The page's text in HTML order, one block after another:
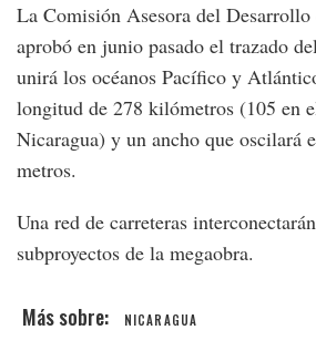
La Comisión Asesora del
aprobó en junio pasado el trazado
unirá los océanos Pacífico y
longitud de 278 kilómetros (105 en
Nicaragua) y un ancho que oscilará
metros.
Una red de carreteras
subproyectos de la megaobra.
NICARAGUA